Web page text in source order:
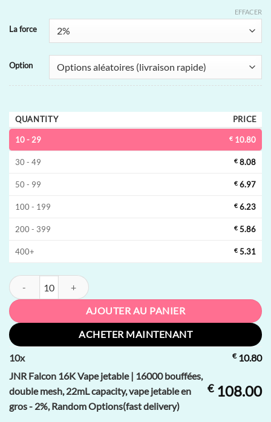
La force
Option
EFFACER
QUANTITY PRICE
10 - 29 € 10.80
30 - 49 € 8.08
50 - 99 € 6.97
100 - 199 € 6.23
200 - 399 € 5.86
400+ € 5.31
quantité de JNR Falcon 16K Vape jetable | 16000 bouffées, double
AJOUTER AU PANIER
ACHETER MAINTENANT
10x €10.80
JNR Falcon 16K Vape jetable | 16000 bouffées,
double mesh, 22mL capacity, vape jetable en
gros - 2%, Random Options(fast delivery)
€108.00